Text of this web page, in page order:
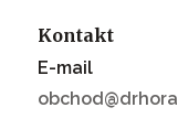
Kontakt
E-mail